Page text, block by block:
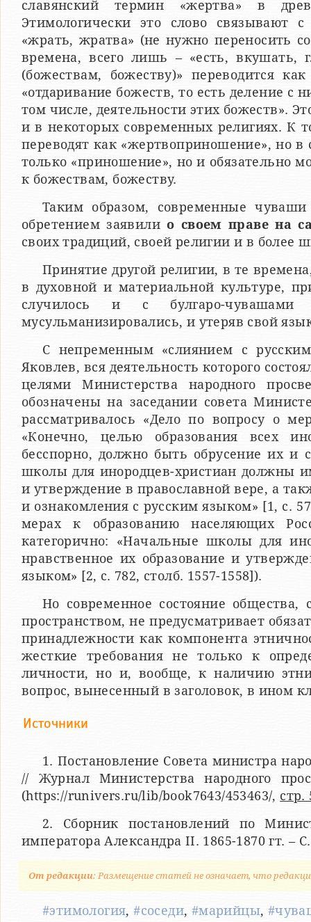
славянский термин «жертва» в
Этимологически это слово связывают
«жрать, жратва» (не нужно переносить
времена, всего лишь – «есть, вкушать,
(божествам, божеству)» переводится
«отдаривание божеств, то есть деление
том числе, деятельности этих божеств».
и в некоторых современных религиях. К
переводят как «жертвоприношение», но
только «приношение», но и обязательно
к божествам, божеству.
Таким образом, современные
обретением заявилио своем праве на
своих традиций, своей религии и в более
Принятие другой религии, в те
в духовной и материальной культуре,
случилось и с булгаро-
мусульманизировались, и утеряв свой
С непременным «слиянием с
Яковлев, вся деятельность которого
целями Министерства народного
обозначены на заседании совета
рассматривалось «Дело по вопросу о
«Конечно, целью образования всех
бесспорно, должно быть обрусение их и
школы для инородцев-христиан должны
и утверждение в православной вере, а
и ознакомления с русским языком» [1, с.
мерах к образованию населяющих
категорично: «Начальные школы для
нравственное их образование и
языком» [2, с. 782, столб. 1557-1558]).
Но современное состояние
пространством, не предусматривает
принадлежности как компонента
жесткие требования не только к
личности, но и, вообще, к наличию
вопрос, вынесенный в заголовок, в ином
Источники
1. Постановление Совета министра
// Журнал Министерства народного
(https://runivers.ru/lib/book7643/453463/, стр.
2. Сборник постановлений по
императора Александра II. 1865-1870 гт. –
От редакции: Размещение статей не означает, что
#этимология,#соседи, #марийцы,